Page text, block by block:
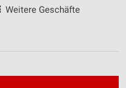
Weitere Geschäfte